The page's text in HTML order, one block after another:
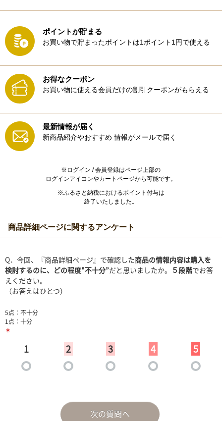
ポイントが貯まる
お買い物で貯まったポイントは1ポイント1円で使える
お得なクーポン
お買い物に使える会員だけの割引クーポンがもらえる
最新情報が届く
新商品紹介やおすすめ 情報がメールで届く
※ログイン / 会員登録はページ上部の
ログインアイコンやカートページから可能です。
※ふるさと納税におけるポイント付与は
終了いたしました。
商品詳細ページに関するアンケート